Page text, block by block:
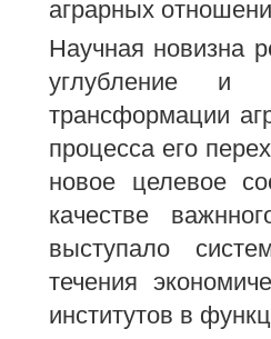
аграрных
Научная новизна
углубление и
трансформации
процесса его
новое целевое
качестве
выступало
течения
институтов в